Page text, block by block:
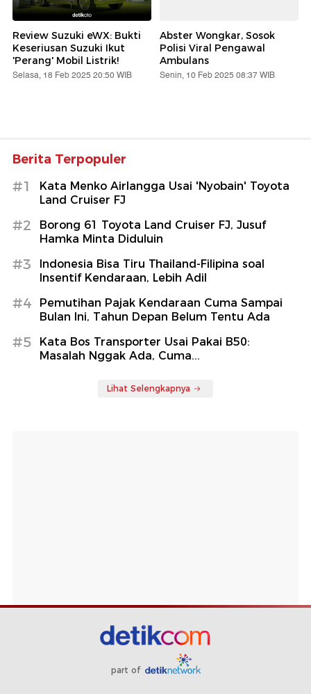
Review Suzuki eWX: Bukti
Keseriusan Suzuki Ikut
'Perang' Mobil Listrik!
Selasa, 18 Feb 2025 20:50 WIB
Abster Wongkar, Sosok
Polisi Viral Pengawal
Ambulans
Senin, 10 Feb 2025 08:37 WIB
Berita Terpopuler
#1
Kata Menko Airlangga Usai 'Nyobain' Toyota
Land Cruiser FJ
#2
Borong 61 Toyota Land Cruiser FJ, Jusuf
Hamka Minta Diduluin
#3
Indonesia Bisa Tiru Thailand-Filipina soal
Insentif Kendaraan, Lebih Adil
#4
Pemutihan Pajak Kendaraan Cuma Sampai
Bulan Ini, Tahun Depan Belum Tentu Ada
#5
Kata Bos Transporter Usai Pakai B50:
Masalah Nggak Ada, Cuma...
Lihat Selengkapnya
part of